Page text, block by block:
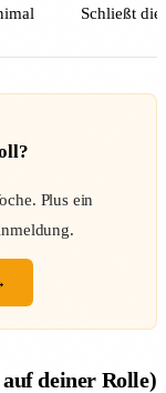
Schließt
Plus ein
deiner Rolle)